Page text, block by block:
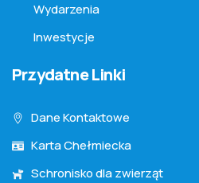
Wydarzenia
Inwestycje
Przydatne Linki
Dane Kontaktowe
Karta Chełmiecka
Schronisko dla zwierząt